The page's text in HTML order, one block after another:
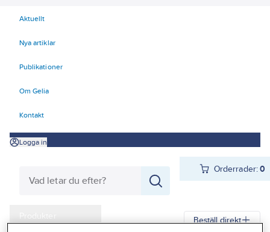
Aktuellt
Nya artiklar
Publikationer
Om Gelia
Kontakt
Logga in
Orderrader:0
Produkter Beställ direkt